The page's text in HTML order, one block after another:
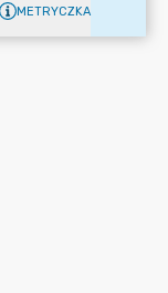
METRYCZKA